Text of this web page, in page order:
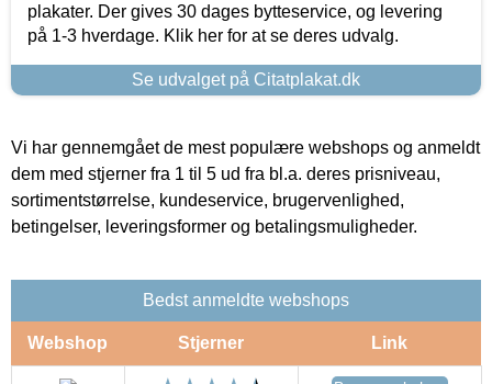
plakater. Der gives 30 dages bytteservice, og levering
på 1-3 hverdage. Klik her for at se deres udvalg.
Se udvalget på Citatplakat.dk
Vi har gennemgået de mest populære webshops og anmeldt
dem med stjerner fra 1 til 5 ud fra bl.a. deres prisniveau,
sortimentstørrelse, kundeservice, brugervenlighed,
betingelser, leveringsformer og betalingsmuligheder.
Bedst anmeldte webshops
Webshop Stjerner Link